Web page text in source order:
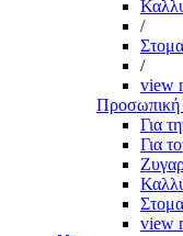
/
/
view
Προσωπική
Για
Για
view